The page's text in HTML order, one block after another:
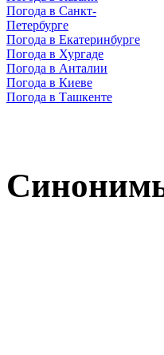
Погода в Санкт-
Петербурге
Погода в Екатеринбурге
Погода в Хургаде
Погода в Анталии
Погода в Киеве
Погода в Ташкенте